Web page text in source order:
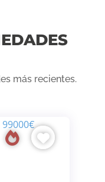
más recientes.